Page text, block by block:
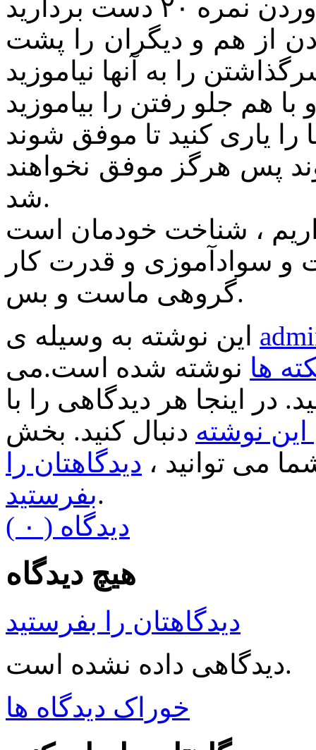
از هم و دیگران را پشت
پس هرگز موفق نخواهند
شد.
و سوادآموزی و قدرت کار
گروهی ماست و بس.
ها نوشته شده است.می
در اینجا هر دیدگاهی را با
نوشته دنبال کنید. بخش
می توانید ، دیدگاهتان را
بفرستید.
( ۰ ) دیدگاه
هیچ دیدگاه
دیدگاهتان را بفرستید
دیدگاهی داده نشده است.
خوراک دیدگاه ها